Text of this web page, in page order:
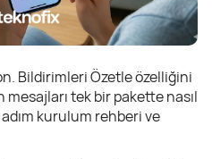
Bildirimleri Özetle özelliğini
tek bir pakette nasıl
kurulum rehberi ve